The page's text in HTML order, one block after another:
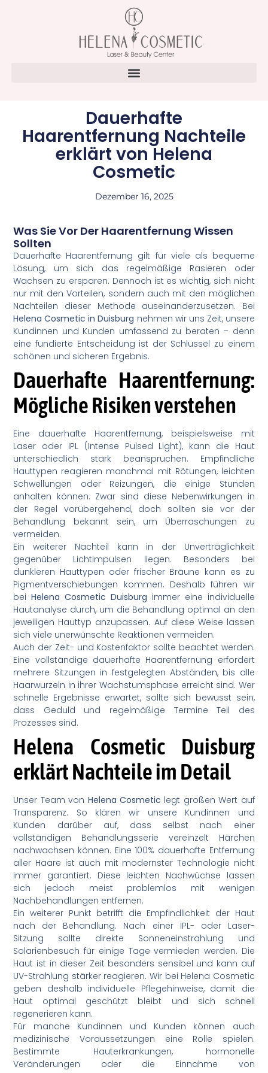
Dauerhafte
Haarentfernung Nachteile
erklärt von Helena
Cosmetic
Dezember 16, 2025
Was Sie Vor Der Haarentfernung Wissen
Sollten
Dauerhafte Haarentfernung gilt für viele als bequeme
Lösung, um sich das regelmäßige Rasieren oder
Wachsen zu ersparen. Dennoch ist es wichtig, sich nicht
nur mit den Vorteilen, sondern auch mit den möglichen
Nachteilen dieser Methode auseinanderzusetzen. Bei
Helena Cosmetic in Duisburg nehmen wir uns Zeit, unsere
Kundinnen und Kunden umfassend zu beraten – denn
eine fundierte Entscheidung ist der Schlüssel zu einem
schönen und sicheren Ergebnis.
Dauerhafte Haarentfernung:
Mögliche Risiken verstehen
Eine dauerhafte Haarentfernung, beispielsweise mit
Laser oder IPL (Intense Pulsed Light), kann die Haut
unterschiedlich stark beanspruchen. Empfindliche
Hauttypen reagieren manchmal mit Rötungen, leichten
Schwellungen oder Reizungen, die einige Stunden
anhalten können. Zwar sind diese Nebenwirkungen in
der Regel vorübergehend, doch sollten sie vor der
Behandlung bekannt sein, um Überraschungen zu
vermeiden.
Ein weiterer Nachteil kann in der Unverträglichkeit
gegenüber Lichtimpulsen liegen. Besonders bei
dunkleren Hauttypen oder frischer Bräune kann es zu
Pigmentverschiebungen kommen. Deshalb führen wir
beiHelena Cosmetic Duisburg immer eine individuelle
Hautanalyse durch, um die Behandlung optimal an den
jeweiligen Hauttyp anzupassen. Auf diese Weise lassen
sich viele unerwünschte Reaktionen vermeiden.
Auch der Zeit- und Kostenfaktor sollte beachtet werden.
Eine vollständige dauerhafte Haarentfernung erfordert
mehrere Sitzungen in festgelegten Abständen, bis alle
Haarwurzeln in ihrer Wachstumsphase erreicht sind. Wer
schnelle Ergebnisse erwartet, sollte sich bewusst sein,
dass Geduld und regelmäßige Termine Teil des
Prozesses sind.
Helena Cosmetic Duisburg
erklärt Nachteile im Detail
Unser Team von Helena Cosmetic legt großen Wert auf
Transparenz. So klären wir unsere Kundinnen und
Kunden darüber auf, dass selbst nach einer
vollständigen Behandlungsserie vereinzelt Härchen
nachwachsen können. Eine 100% dauerhafte Entfernung
aller Haare ist auch mit modernster Technologie nicht
immer garantiert. Diese leichten Nachwüchse lassen
sich jedoch meist problemlos mit wenigen
Nachbehandlungen entfernen.
Ein weiterer Punkt betrifft die Empfindlichkeit der Haut
nach der Behandlung. Nach einer IPL- oder Laser-
Sitzung sollte direkte Sonneneinstrahlung und
Solarienbesuch für einige Tage vermieden werden. Die
Haut ist in dieser Zeit besonders sensibel und kann auf
UV-Strahlung stärker reagieren. Wir bei Helena Cosmetic
geben deshalb individuelle Pflegehinweise, damit die
Haut optimal geschützt bleibt und sich schnell
regenerieren kann.
Für manche Kundinnen und Kunden können auch
medizinische Voraussetzungen eine Rolle spielen.
Bestimmte Hauterkrankungen, hormonelle
Veränderungen oder die Einnahme von